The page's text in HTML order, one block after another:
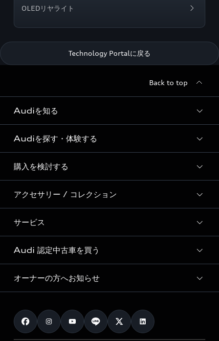
OLEDリヤライト
Technology Portalに戻る
Back to top
Audiを知る
Audi ブランド
Story of Progress
Audi Sport
Formula 1®
デジタルサービス
Audiを探す・体験する
ディーラー検索
新車在庫検索
試乗車・展示車検索
見積り依頼
試乗予約
購入を検討する
モデル一覧
特別仕様モデル / 限定モデル
e-tronラインアップ
価格シミュレーション
車両比較
カタログ一覧
アクセサリー / コレクション
純正アクセサリー
オンラインショップ
Audi collection
アウディナビアプリ
サービス
サービス入庫予約
サービスプログラム
メンテナンス
車検 / 定期点検
e-tronアフターサポート
Audi 認定中古車を買う
Audi認定中古車
クオリティ
オーナーの方へお知らせ
お知らせ
オーナー様向けキャンペーン